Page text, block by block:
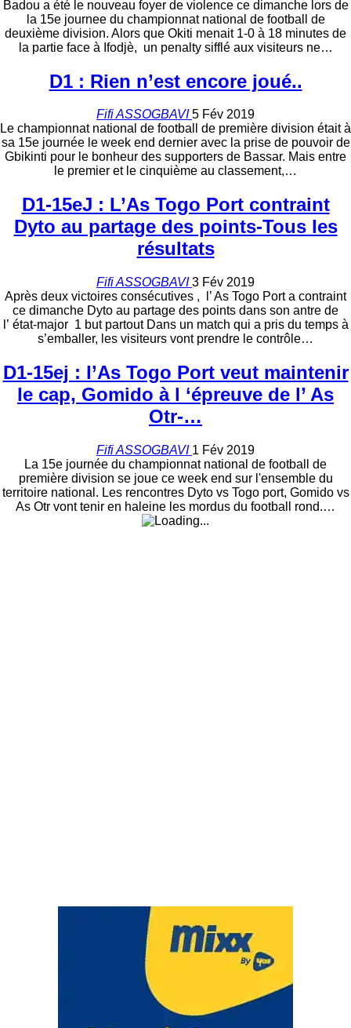
Badou a été le nouveau foyer de violence ce dimanche lors de
la 15e journee du championnat national de football de
deuxième division. Alors que Okiti menait 1-0 à 18 minutes de
la partie face à Ifodjè, un penalty sifflé aux visiteurs ne…
D1 : Rien n’est encore joué..
Fifi ASSOGBAVI5 Fév 2019
Le championnat national de football de première division était à
sa 15e journée le week end dernier avec la prise de pouvoir de
Gbikinti pour le bonheur des supporters de Bassar. Mais entre
le premier et le cinquième au classement,…
D1-15eJ : L’As Togo Port contraint
Dyto au partage des points-Tous les
résultats
Fifi ASSOGBAVI3 Fév 2019
Après deux victoires consécutives , l’ As Togo Port a contraint
ce dimanche Dyto au partage des points dans son antre de
l’ état-major 1 but partout Dans un match qui a pris du temps à
s’emballer, les visiteurs vont prendre le contrôle…
D1-15ej : l’As Togo Port veut maintenir
le cap, Gomido à l ‘épreuve de l’ As
Otr-…
Fifi ASSOGBAVI 1 Fév 2019
La 15e journée du championnat national de football de
première division se joue ce week end sur l'ensemble du
territoire national. Les rencontres Dyto vs Togo port, Gomido vs
As Otr vont tenir en haleine les mordus du football rond.…